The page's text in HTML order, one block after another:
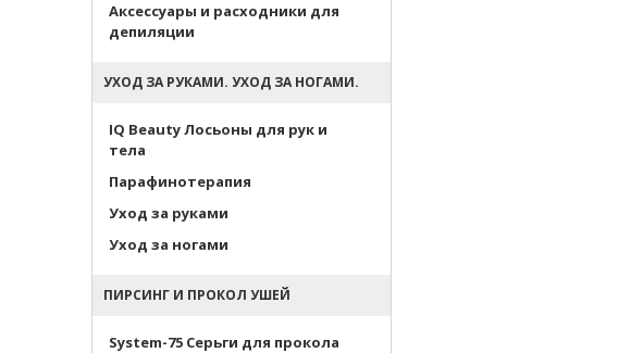
Аксессуары и расходники для
депиляции
УХОД ЗА РУКАМИ. УХОД ЗА НОГАМИ.
IQ Beauty Лосьоны для рук и
тела
Парафинотерапия
Уход за руками
Уход за ногами
ПИРСИНГ И ПРОКОЛ УШЕЙ
System-75 Серьги для прокола